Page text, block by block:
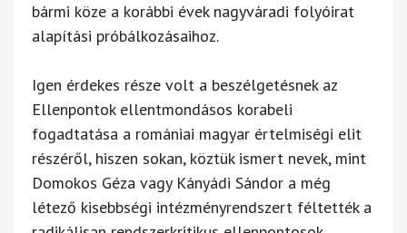
bármi köze a korábbi évek nagyváradi folyóirat
alapítási próbálkozásaihoz.
Igen érdekes része volt a beszélgetésnek az
Ellenpontok ellentmondásos korabeli
fogadtatása a romániai magyar értelmiségi elit
részéről, hiszen sokan, köztük ismert nevek, mint
Domokos Géza vagy Kányádi Sándor a még
létező kisebbségi intézményrendszert féltették a